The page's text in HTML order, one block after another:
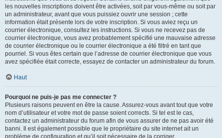
les nouvelles inscriptions doivent être activées, soit par vous-même ou soit par
un administrateur, avant que vous puissiez ouvrir une session ; cette
information était présente lors de votre inscription. Si vous aviez reçu un
courrier électronique, consultez les instructions. Si vous ne recevez pas de
courrier électronique, vous avez probablement spécifié une mauvaise adresse
de courrier électronique ou le courrier électronique a été filtré en tant que
pourriel. Si vous êtes certain que l’adresse de courrier électronique que vous
avez spécifiée était correcte, essayez de contacter un administrateur du forum.
Haut
Pourquoi ne puis-je pas me connecter ?
Plusieurs raisons peuvent en être la cause. Assurez-vous avant tout que votre
nom d’utilisateur et votre mot de passe soient corrects. Si tel est le cas,
contactez un administrateur du forum afin de vous assurer de ne pas avoir été
banni. Il est également possible que le propriétaire du site internet ait un
problème de configuration et qu’il soit nécessaire de la corriger.